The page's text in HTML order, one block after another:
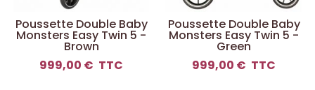
Poussette Double Baby
Monsters Easy Twin 5 -
Brown
999,00 € TTC
Poussette Double Baby
Monsters Easy Twin 5 -
Green
999,00 € TTC